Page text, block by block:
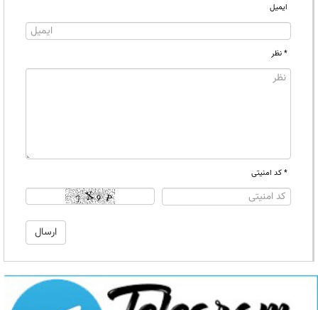
ایمیل
* نظر
* کد امنیتی